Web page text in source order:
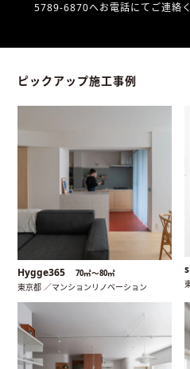
5789-6870へお電話にてご連絡く
ピックアップ施工事例
Hygge365 70㎡〜80㎡
東京都 ／マンションリノベーション